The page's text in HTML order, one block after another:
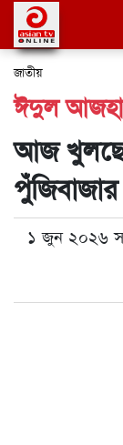
জাতীয়
ঈদুল
আজ
পুঁজিবাজার
১ জুন ২০২৬